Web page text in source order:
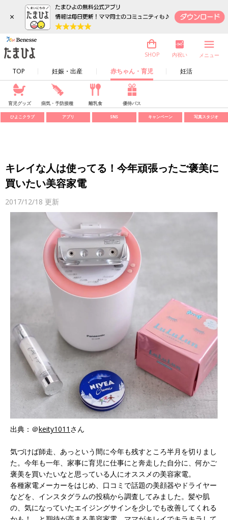
×
TOP 妊娠・出産 赤ちゃん・育児 妊活
SHOP 内祝い メニュー
育児グッズ 病気・予防接種 離乳食 優待パス
ひよこクラブ アプリ SNS キャンペーン 写真スタジオ
キレイな人は使ってる！今年頑張ったご褒美に
買いたい美容家電
2017/12/18 更新
出典：＠keity1011 さん
気づけば師走、あっという間に今年も残すところ半月を切りまし
た。今年も一年、家事に育児に仕事にと奔走した自分に、何かご
褒美を買いたいなと思っている人にオススメの美容家電。
各種家電メーカーをはじめ、口コミで話題の美顔器やドライヤー
などを、インスタグラムの投稿から調査してみました。髪や肌
の、気になっていたエイジングサインを少しでも改善してくれる